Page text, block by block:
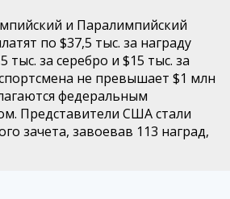
и Паралимпийский
по $37,5 тыс. за награду
за серебро и $15 тыс. за
не превышает $1 млн
федеральным
Представители США стали
зачета, завоевав 113 наград,